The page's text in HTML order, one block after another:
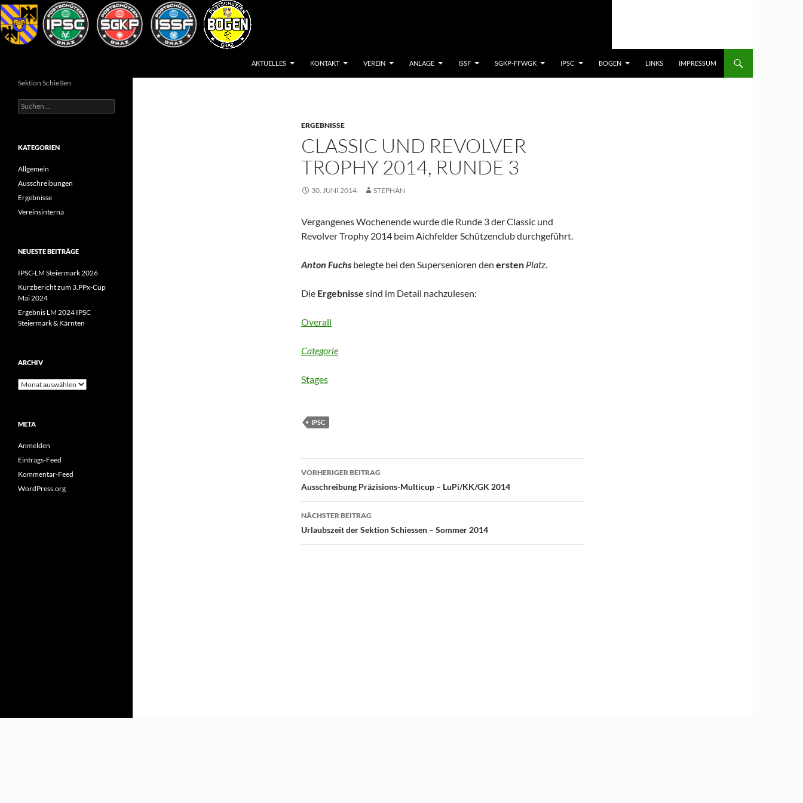
Zum
Inhalt
springen
AKTUELLES KONTAKT VEREIN ANLAGE ISSF SGKP-FFWGK IPSC BOGEN LINKS IMPRESSUM
ERGEBNISSE
CLASSIC UND REVOLVER
TROPHY 2014, RUNDE 3
30. JUNI 2014 STEPHAN
Vergangenes Wochenende wurde die Runde 3 der Classic und
Revolver Trophy 2014 beim Aichfelder Schützenclub durchgeführt.
Anton Fuchs belegte bei den Supersenioren den ersten Platz.
Die Ergebnisse sind im Detail nachzulesen:
Overall
Categorie
Stages
IPSC
Beitragsnavigation
VORHERIGER BEITRAG
Ausschreibung Präzisions-Multicup – LuPi/KK/GK 2014
NÄCHSTER BEITRAG
Urlaubszeit der Sektion Schiessen – Sommer 2014
Sektion Schießen
Suchen
nach:
KATEGORIEN
Allgemein
Ausschreibungen
Ergebnisse
Vereinsinterna
NEUESTE BEITRÄGE
IPSC-LM Steiermark 2026
Kurzbericht zum 3.PPx-Cup
Mai 2024
Ergebnis LM 2024 IPSC
Steiermark & Kärnten
ARCHIV
Archiv
META
Anmelden
Eintrags-Feed
Kommentar-Feed
WordPress.org